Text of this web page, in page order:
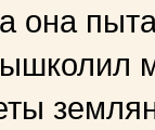
она